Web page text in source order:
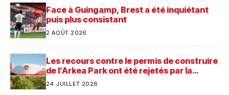
Face à Guingamp, Brest a été inquiétant
puis plus consistant
2 AOÛT 2026
Les recours contre le permis de construire
de l’Arkea Park ont été rejetés par la
justice. Quelle est désormais la prochaine
24 JUILLET 2026